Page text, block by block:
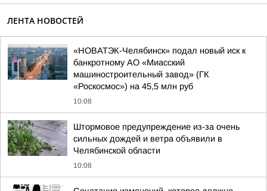
ЛЕНТА НОВОСТЕЙ
«НОВАТЭК-Челябинск» подал новый иск к
банкротному АО «Миасский
машиностроительный завод» (ГК
«Роскосмос») на 45,5 млн руб
10:08
Штормовое предупреждение из-за очень
сильных дождей и ветра объявили в
Челябинской области
10:08